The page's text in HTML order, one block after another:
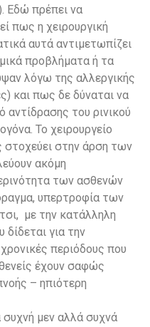
Εδώ πρέπει να
πως η χειρουργική
αυτά αντιμετωπίζει
προβλήματα ή τα
λόγω της αλλεργικής
και πως δε δύναται να
αντίδρασης του ρινικού
Το χειρουργείο
στοχεύει στην άρση των
ακόμη
των ασθενών
υπερτροφία των
με την κατάλληλη
για την
περιόδους που
έχουν σαφώς
– ηπιότερη
συχνή μεν αλλά συχνά